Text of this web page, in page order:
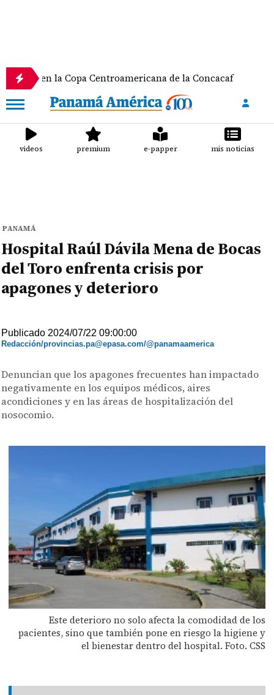
la Copa Centroamericana de la Concacaf
videos premium e-papper mis noticias
PANAMÁ
Hospital Raúl Dávila Mena de Bocas
del Toro enfrenta crisis por
apagones y deterioro
Publicado 2024/07/22 09:00:00
Redacción/provincias.pa@epasa.com/@panamaamerica
Denuncian que los apagones frecuentes han impactado
negativamente en los equipos médicos, aires
acondiciones y en las áreas de hospitalización del
nosocomio.
Este deterioro no solo afecta la comodidad de los
pacientes, sino que también pone en riesgo la higiene y
el bienestar dentro del hospital. Foto. CSS